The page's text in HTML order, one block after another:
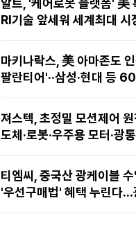
알트, '케어로봇 플랫폼' 美
RI기술 앞세워 세계최대 시
마키나락스, 美 아마존도
팔란티어'··삼성·현대 등
져스텍, 초정밀 모션제어
도체·로봇·우주용 모터·광
티엠씨, 중국산 광케이블
'우선구매법' 혜택 누린다...